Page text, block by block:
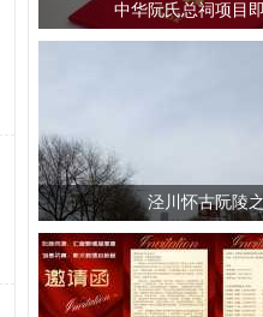
中华阮氏总祠项目
泾川怀古阮陵